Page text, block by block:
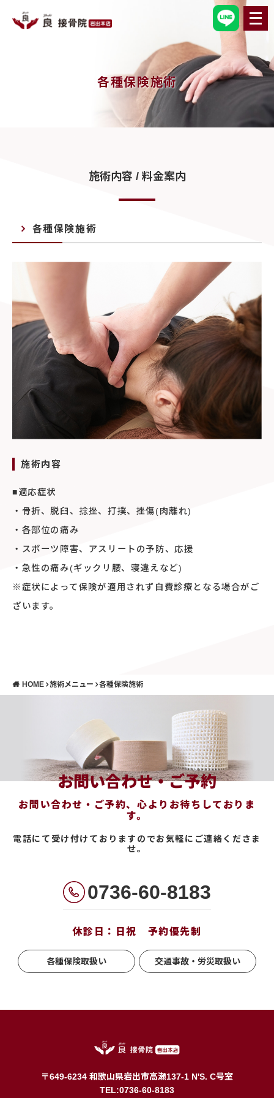
メ
ニ
ュ
ー
を
開
く
各種保険施術
施術内容 / 料金案内
各種保険施術
施術内容
■適応症状
・骨折、脱臼、捻挫、打撲、挫傷(肉離れ)
・各部位の痛み
・スポーツ障害、アスリートの予防、応援
・急性の痛み(ギックリ腰、寝違えなど)
※症状によって保険が適用されず自費診療となる場合がご
ざいます。
HOME 施術メニュー 各種保険施術
お問い合わせ・ご予約
お問い合わせ・ご予約、心よりお待ちしておりま
す。
電話にて受け付けておりますのでお気軽にご連絡くださま
せ。
0736-60-8183
休診日：日祝 予約優先制
各種保険取扱い 交通事故・労災取扱い
〒649-6234 和歌山県岩出市高瀬137-1 N'S. C号室
TEL:0736-60-8183